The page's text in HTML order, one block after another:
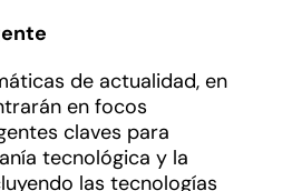
de actualidad, en
en focos
claves para
tecnológica y la
las tecnologías